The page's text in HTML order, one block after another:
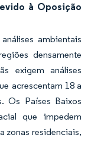
à Oposição
ambientais
densamente
exigem análises
acrescentam 18 a
Os Países Baixos
que impedem
zonas residenciais,